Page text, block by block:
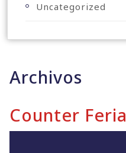
Uncategorized
Archivos
Counter Feria